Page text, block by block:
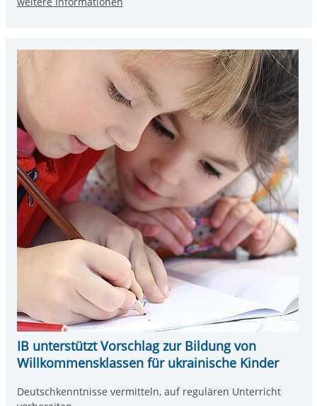
IB unterstützt Vorschlag zur Bildung von
Willkommensklassen für ukrainische Kinder
Deutschkenntnisse vermitteln, auf regulären Unterricht